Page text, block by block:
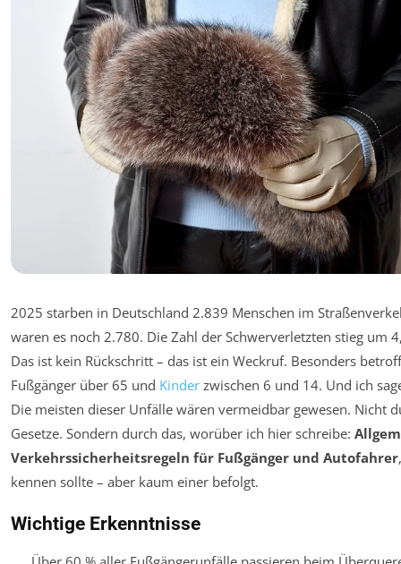
2025 starben in Deutschland 2.839 Menschen im
waren es noch 2.780. Die Zahl der Schwerverletzten stieg um
Das ist kein Rückschritt – das ist ein Weckruf. Besonders
Fußgänger über 65 und Kinder zwischen 6 und 14. Und ich
Die meisten dieser Unfälle wären vermeidbar gewesen. Nicht
Gesetze. Sondern durch das, worüber ich hier schreibe:
Verkehrssicherheitsregeln für Fußgänger und Autofahrer
kennen sollte – aber kaum einer befolgt.
Wichtige Erkenntnisse